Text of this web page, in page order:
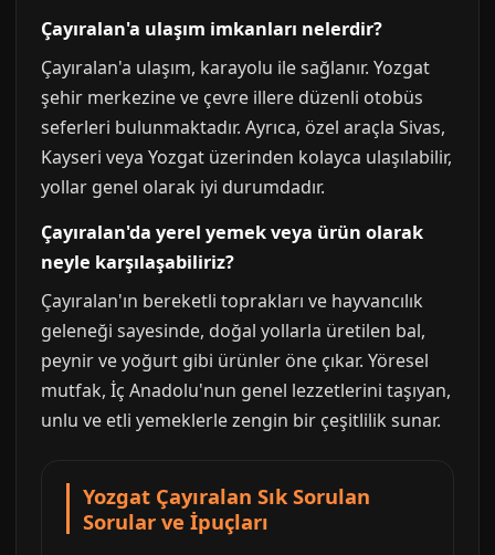
Çayıralan'a ulaşım imkanları nelerdir?
Çayıralan'a ulaşım, karayolu ile sağlanır. Yozgat
şehir merkezine ve çevre illere düzenli otobüs
seferleri bulunmaktadır. Ayrıca, özel araçla Sivas,
Kayseri veya Yozgat üzerinden kolayca ulaşılabilir,
yollar genel olarak iyi durumdadır.
Çayıralan'da yerel yemek veya ürün olarak
neyle karşılaşabiliriz?
Çayıralan'ın bereketli toprakları ve hayvancılık
geleneği sayesinde, doğal yollarla üretilen bal,
peynir ve yoğurt gibi ürünler öne çıkar. Yöresel
mutfak, İç Anadolu'nun genel lezzetlerini taşıyan,
unlu ve etli yemeklerle zengin bir çeşitlilik sunar.
Yozgat Çayıralan Sık Sorulan
Sorular ve İpuçları